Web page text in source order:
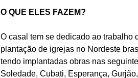
O QUE ELES FAZEM?
O casal tem se dedicado ao trabalho
plantação de igrejas no Nordeste
tendo implantadas obras nas
Soledade, Cubati, Esperança, Gurjão,